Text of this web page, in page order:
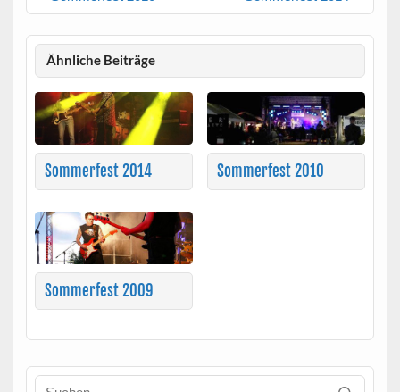
Ähnliche Beiträge
Sommerfest 2014 Sommerfest 2010
Sommerfest 2009